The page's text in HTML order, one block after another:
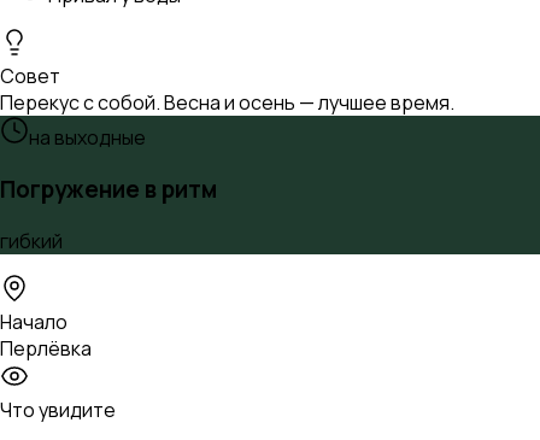
Совет
Перекус с собой. Весна и осень — лучшее время.
на выходные
Погружение в ритм
гибкий
Начало
Перлёвка
Что увидите